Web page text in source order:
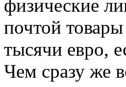
физические
почтой
тысячи евро,
Чем сразу же